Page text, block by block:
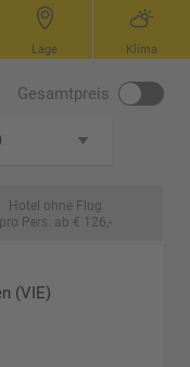
Lage Klima
Gesamtpreis
Hotel ohne Flug
pro Pers. ab € 126,-
(VIE)